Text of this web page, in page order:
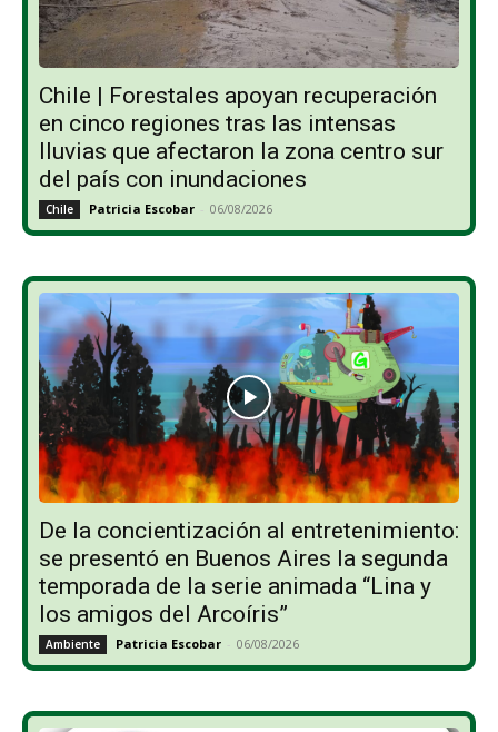
Chile | Forestales apoyan recuperación
en cinco regiones tras las intensas
lluvias que afectaron la zona centro sur
del país con inundaciones
Chile Patricia Escobar - 06/08/2026
De la concientización al entretenimiento:
se presentó en Buenos Aires la segunda
temporada de la serie animada “Lina y
los amigos del Arcoíris”
Ambiente Patricia Escobar - 06/08/2026